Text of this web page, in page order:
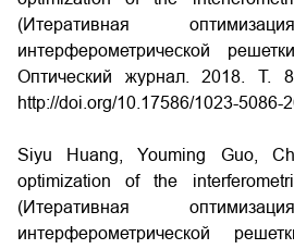
(Итеративная
интерферометрической
Оптический журнал. 2018.
http://doi.org/10.17586/1023-5086-
Siyu Huang, Youming Guo,
optimization of the
(Итеративная
интерферометрической